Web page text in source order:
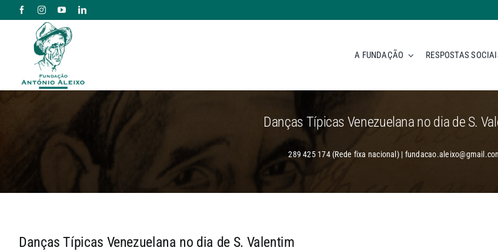
to
A FUNDAÇÃO RESPOSTAS
Danças Típicas Venezuelana no dia de S.
289 425 174 (Rede fixa nacional) |
Danças Típicas Venezuelana no dia de S. Valentim